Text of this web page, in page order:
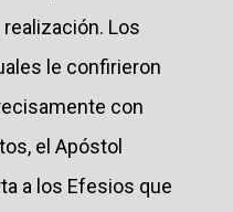
Los
le confirieron
con
el Apóstol
a los Efesios que